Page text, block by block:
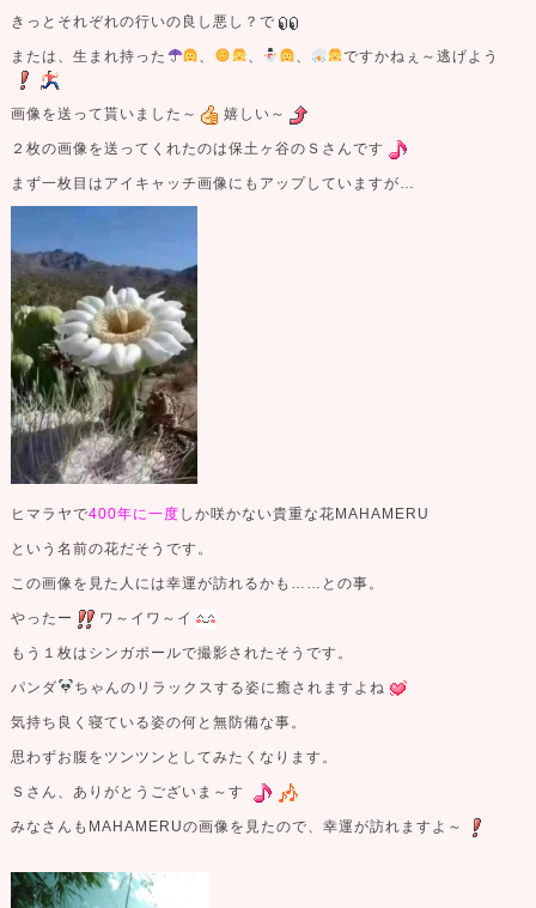
きっとそれぞれの行いの良し悪し？で
または、生まれ持った 、 、 、 ですかねぇ～逃げよう
画像を送って貰いました～ 嬉しい～
２枚の画像を送ってくれたのは保土ヶ谷のＳさんです
まず一枚目はアイキャッチ画像にもアップしていますが…
ヒマラヤで400年に一度 しか咲かない貴重な花MAHAMERU
という名前の花だそうです。
この画像を見た人には幸運が訪れるかも……との事。
やったー ワ～イワ～イ
もう１枚はシンガポールで撮影されたそうです。
パンダ ちゃんのリラックスする姿に癒されますよね
気持ち良く寝ている姿の何と無防備な事。
思わずお腹をツンツンとしてみたくなります。
Ｓさん、ありがとうございま～す
みなさんもMAHAMERUの画像を見たので、幸運が訪れますよ～